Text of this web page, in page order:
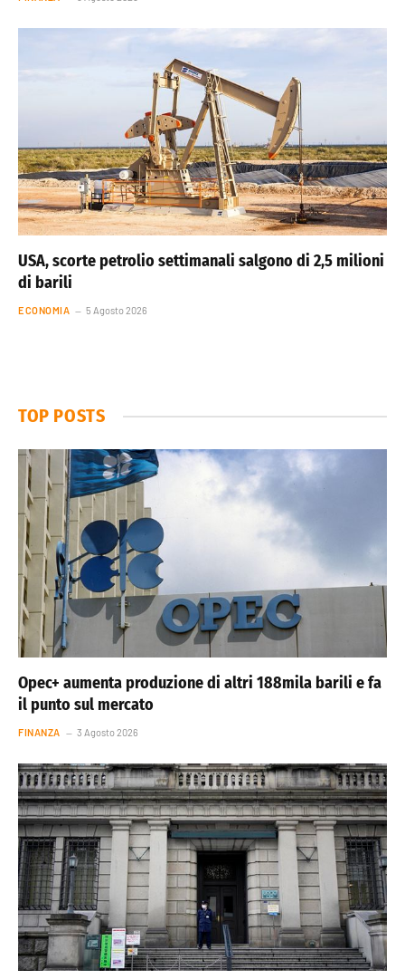
USA, scorte petrolio settimanali salgono di 2,5 milioni
di barili
ECONOMIA 5 Agosto 2026
TOP POSTS
Opec+ aumenta produzione di altri 188mila barili e fa
il punto sul mercato
FINANZA 3 Agosto 2026